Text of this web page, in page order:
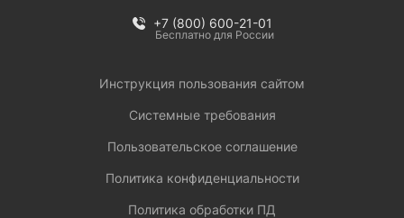
+7 (800) 600-21-01
Бесплатно для России
Инструкция пользования сайтом
Системные требования
Пользовательское соглашение
Политика конфиденциальности
Политика обработки ПД